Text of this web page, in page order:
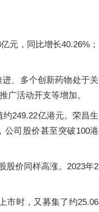
元，同比增长40.26%；
、多个创新药物处于关
广活动开支等增加。
249.22亿港元。荣昌生
公司股价甚至突破100港
股价同样高涨。2023年2
市时，又募集了约25.06